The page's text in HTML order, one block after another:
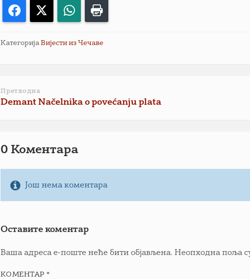
Facebook WhatsApp
КатегоријаВијести из Чечаве
Претходна
Demant Načelnika o povećanju plata
0 Коментарa
Још нема коментара
Оставите коментар
Ваша адреса е-поште неће бити објављена. Неопходна поља
КОМЕНТАР *